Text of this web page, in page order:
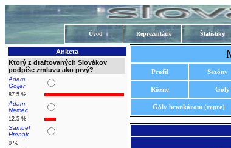
Úvod Reprezentácie Štatistiky
Anketa
Ktorý z draftovaných Slovákov
podpíše zmluvu ako prvý?
Adam
Goljer
87.5 %
Adam
Nemec
12.5 %
Samuel
Hrenák
0 %
Profil Sezóny
Rôzne Góly
Góly brankárom (repre)